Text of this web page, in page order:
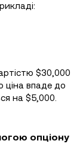
$30,000
ціна впаде до
на $5,000.
опціону